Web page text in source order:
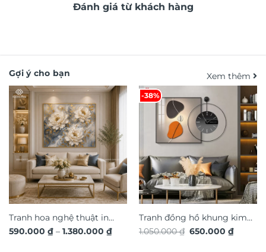
Đánh giá từ khách hàng
Gợi ý cho bạn Xem thêm
Tranh hoa nghệ thuật in
hiệu ứng dát vàng nổi 3D
590.000 ₫ – 1.380.000 ₫Khoảng
-38%
Tranh đồng hồ khung kim
loại cao cấp xu hướng trang
1.050.000₫ Giá
650.000₫Giá